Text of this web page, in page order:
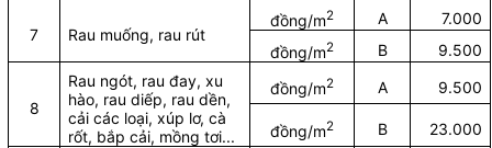
7 Rau muống, rau rút
đồng/m2 A
7.000
đồng/m2 B 9.500
8
Rau ngót, rau đay, xu
hào, rau diếp, rau dền,
cải các loại, xúp lơ, cà
rốt, bắp cải, mồng tơi...
đồng/m2 A 9.500
đồng/m2 B 23.000